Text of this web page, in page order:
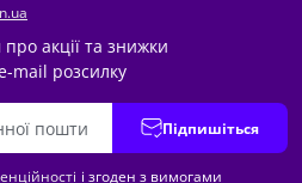
акції та знижки
mail розсилку
Підпишіться
і згоден з вимогами